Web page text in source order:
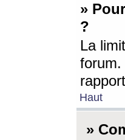
»
?
La
forum.
Haut
»